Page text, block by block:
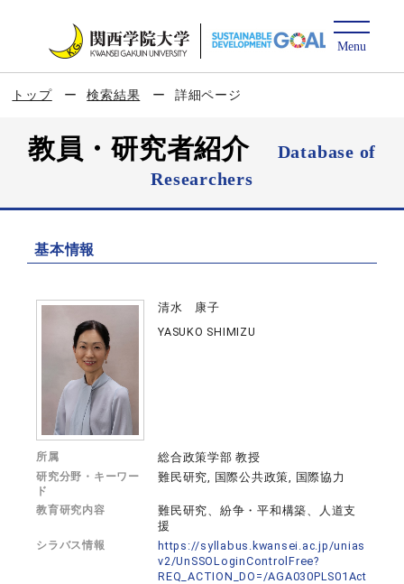
トップ 検索結果 詳細ページ
教員・研究者紹介
Database of
Researchers
基本情報
清水 康子
YASUKO SHIMIZU
所属 総合政策学部 教授
研究分野・キーワー
ド
難民研究, 国際公共政策, 国際協力
教育研究内容
難民研究、紛争・平和構築、人道支
援
シラバス情報
https://syllabus.kwansei.ac.jp/unias
v2/UnSSOLoginControlFree?
REQ_ACTION_DO=/AGA030PLS01Act